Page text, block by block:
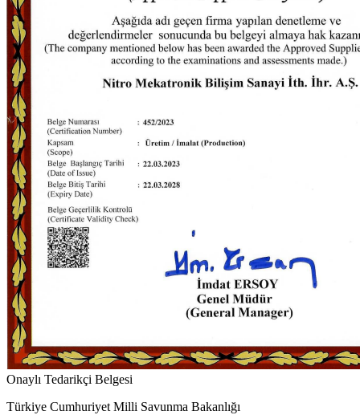
Onaylı Tedarikçi Belgesi
Türkiye Cumhuriyet Milli Savunma Bakanlığı